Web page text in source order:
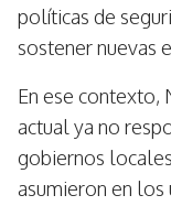
políticas de
sostener nuevas
En ese contexto,
actual ya no
gobiernos
asumieron en los